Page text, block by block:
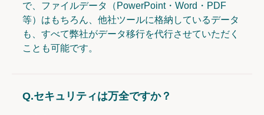
で、ファイルデータ（PowerPoint・Word・PDF
等）はもちろん、他社ツールに格納しているデータ
も、すべて弊社がデータ移行を代行させていただく
ことも可能です。
Q.セキュリティは万全ですか？